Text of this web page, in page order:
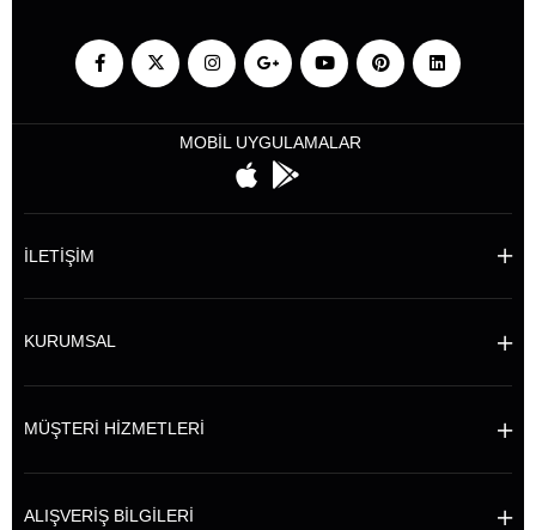
MOBİL UYGULAMALAR
İLETİŞİM
KURUMSAL
MÜŞTERİ HİZMETLERİ
ALIŞVERİŞ BİLGİLERİ